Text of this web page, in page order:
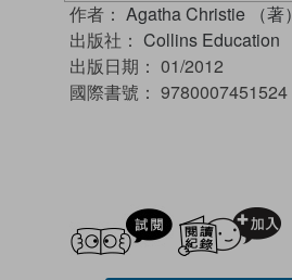
作者： Agatha Christie （著）
出版社： Collins Education
出版日期： 01/2012
國際書號： 9780007451524
試閲